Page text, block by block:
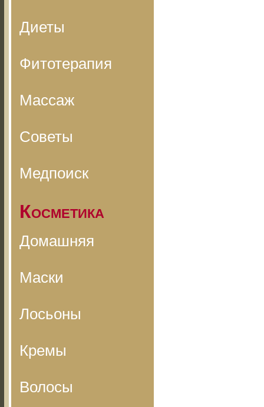
Диеты
Фитотерапия
Массаж
Советы
Медпоиск
Косметика
Домашняя
Маски
Лосьоны
Кремы
Волосы